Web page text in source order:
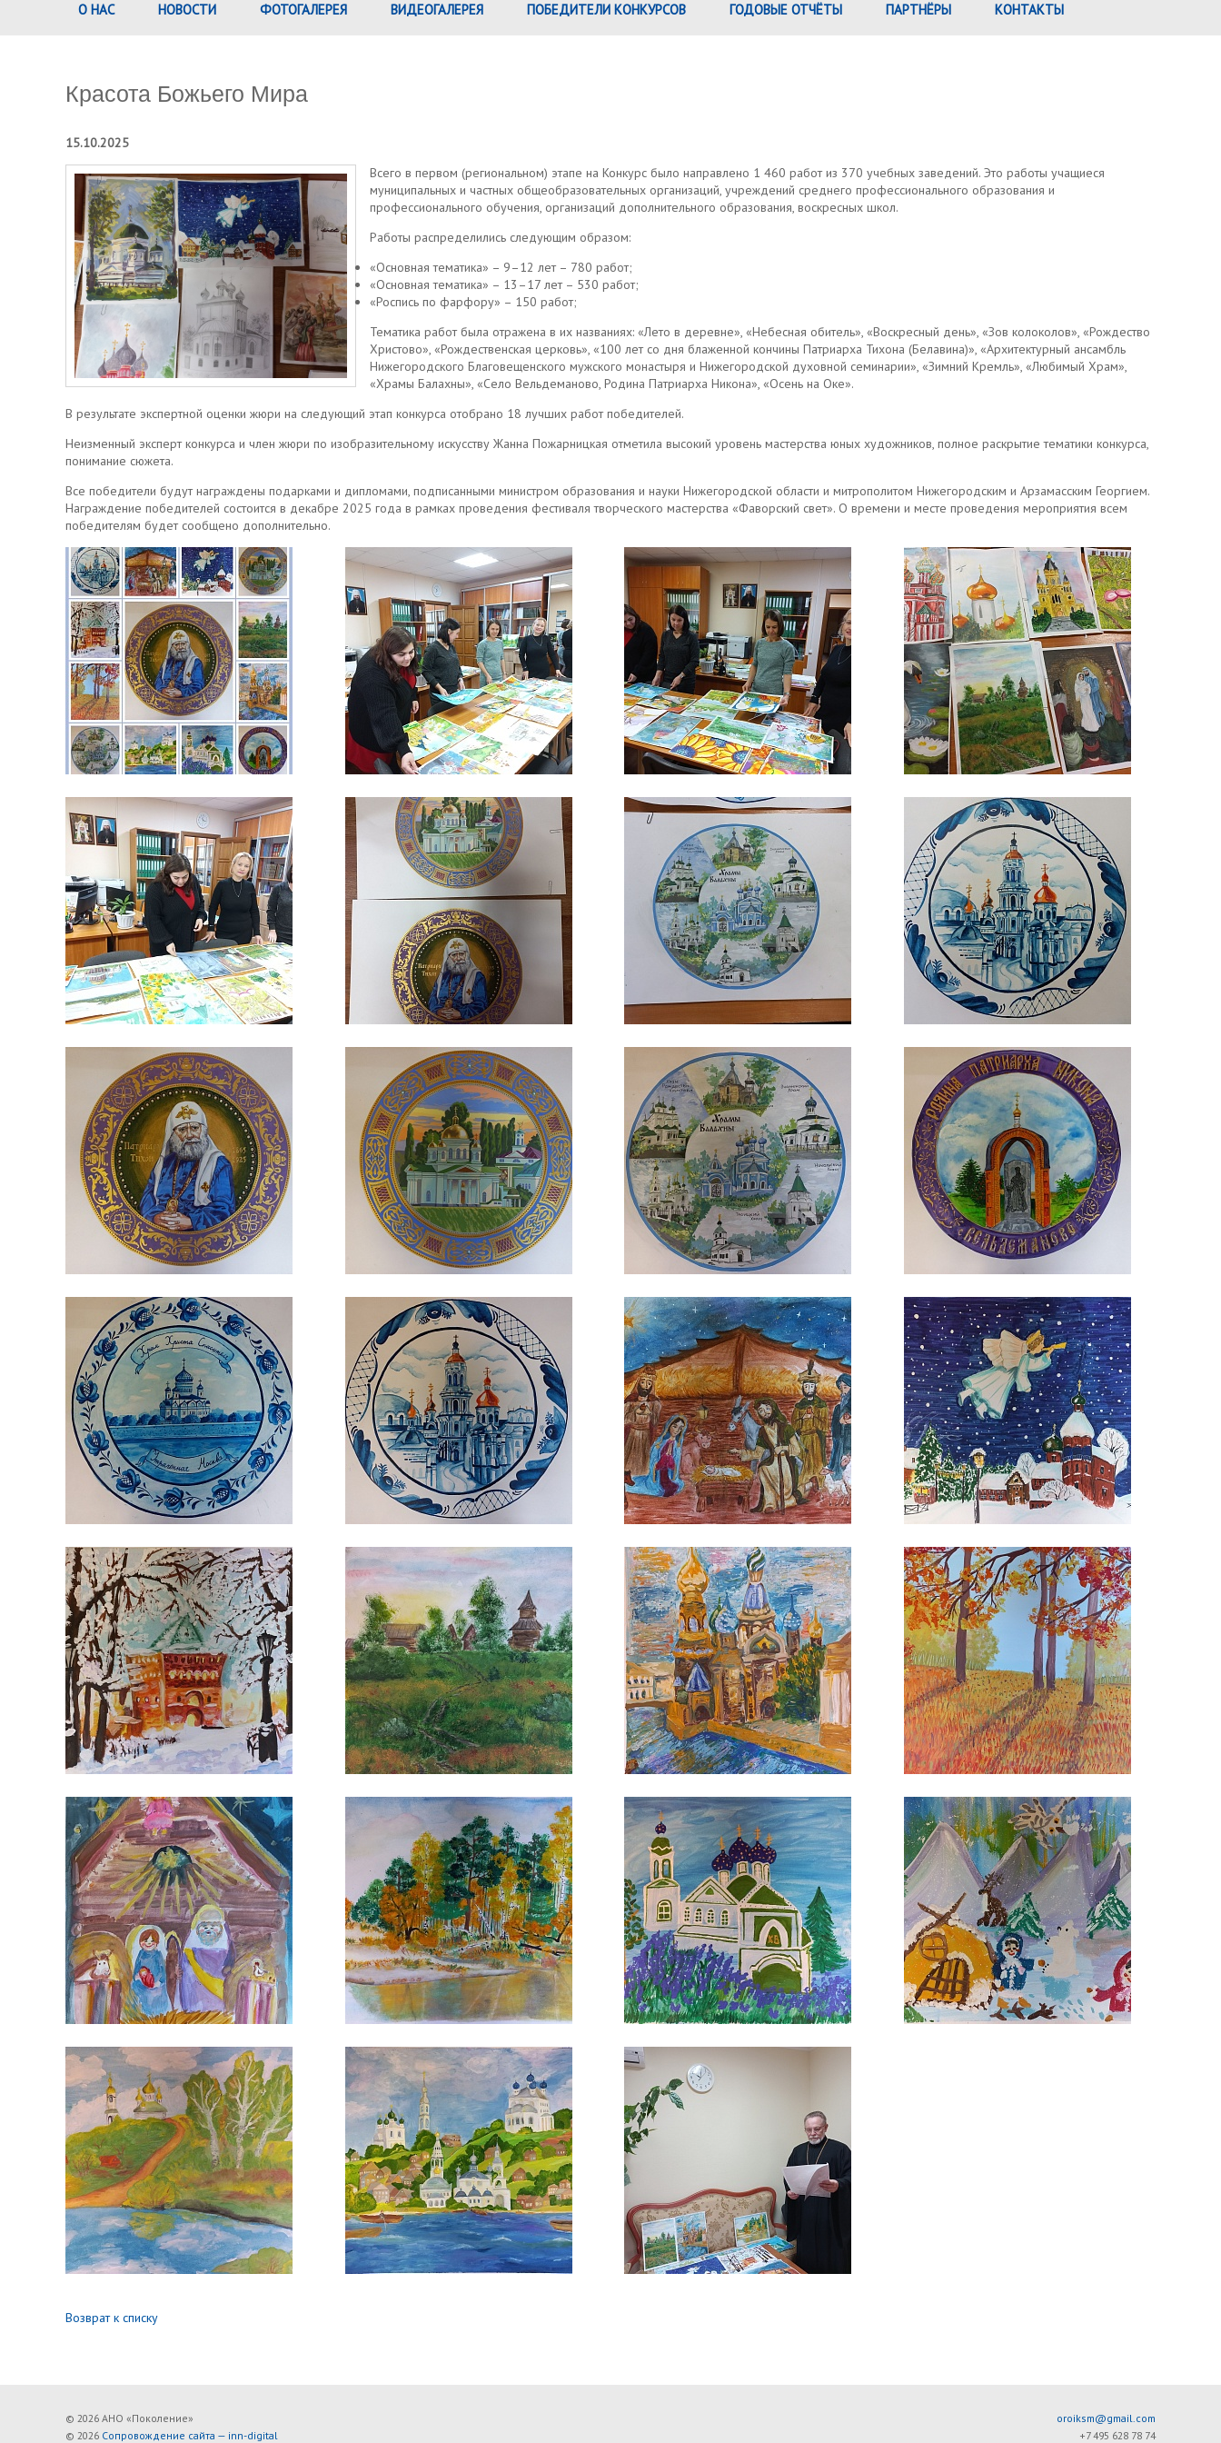
О НАС НОВОСТИ ФОТОГАЛЕРЕЯ ВИДЕОГАЛЕРЕЯ ПОБЕДИТЕЛИ КОНКУРСОВ ГОДОВЫЕ ОТЧЁТЫ ПАРТНЁРЫ КОНТАКТЫ
Красота Божьего Мира
15.10.2025
Всего в первом (региональном) этапе на Конкурс было направлено 1 460 работ из 370 учебных заведений. Это работы учащиеся
муниципальных и частных общеобразовательных организаций, учреждений среднего профессионального образования и
профессионального обучения, организаций дополнительного образования, воскресных школ.
Работы распределились следующим образом:
«Основная тематика» – 9–12 лет – 780 работ;
«Основная тематика» – 13–17 лет – 530 работ;
«Роспись по фарфору» – 150 работ;
Тематика работ была отражена в их названиях: «Лето в деревне», «Небесная обитель», «Воскресный день», «Зов колоколов», «Рождество
Христово», «Рождественская церковь», «100 лет со дня блаженной кончины Патриарха Тихона (Белавина)», «Архитектурный ансамбль
Нижегородского Благовещенского мужского монастыря и Нижегородской духовной семинарии», «Зимний Кремль», «Любимый Храм»,
«Храмы Балахны», «Село Вельдеманово, Родина Патриарха Никона», «Осень на Оке».
В результате экспертной оценки жюри на следующий этап конкурса отобрано 18 лучших работ победителей.
Неизменный эксперт конкурса и член жюри по изобразительному искусству Жанна Пожарницкая отметила высокий уровень мастерства юных художников, полное раскрытие тематики конкурса,
понимание сюжета.
Все победители будут награждены подарками и дипломами, подписанными министром образования и науки Нижегородской области и митрополитом Нижегородским и Арзамасским Георгием.
Награждение победителей состоится в декабре 2025 года в рамках проведения фестиваля творческого мастерства «Фаворский свет». О времени и месте проведения мероприятия всем
победителям будет сообщено дополнительно.
Возврат к списку
© 2026 АНО «Поколение»
© 2026 Сопровождение сайта — inn-digital
oroiksm@gmail.com
+7 495 628 78 74